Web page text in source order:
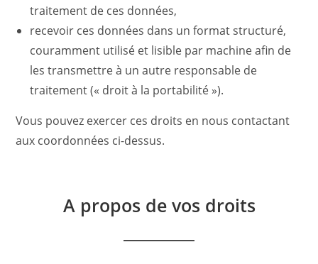
traitement de ces données,
recevoir ces données dans un format structuré,
couramment utilisé et lisible par machine afin de
les transmettre à un autre responsable de
traitement (« droit à la portabilité »).
Vous pouvez exercer ces droits en nous contactant
aux coordonnées ci-dessus.
A propos de vos droits